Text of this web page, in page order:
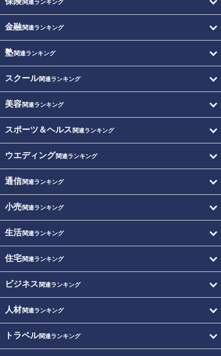
関連ランキング
金融関連ランキング
塾関連ランキング
スクール関連ランキング
美容関連ランキング
スポーツ＆ヘルス 関連ランキング
ウエディング関連ランキング
通信関連ランキング
小売関連ランキング
生活関連ランキング
住宅関連ランキング
ビジネス 関連ランキング
人材関連ランキング
トラベル関連ランキング